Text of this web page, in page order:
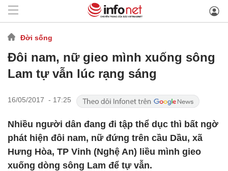
Đời sống
Đôi nam, nữ gieo mình xuống sông
Lam tự vẫn lúc rạng sáng
16/05/2017 - 17:25
Nhiều người dân đang đi tập thể dục thì bất ngờ
phát hiện đôi nam, nữ đứng trên cầu Dầu, xã
Hưng Hòa, TP Vinh (Nghệ An) liều mình gieo
xuống dòng sông Lam để tự vẫn.